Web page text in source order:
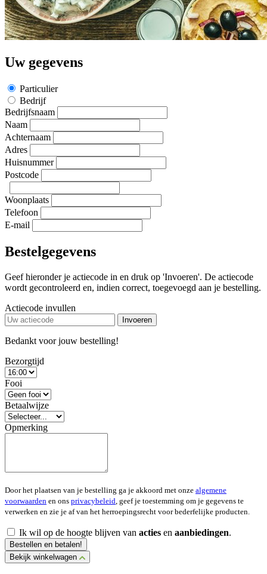
Uw gegevens
Particulier
Bedrijf
Bedrijfsnaam
Naam
Achternaam
Adres
Huisnummer
Postcode
Woonplaats
Telefoon
E-mail
Bestelgegevens
Geef hieronder je actiecode in en druk op 'Invoeren'. De actiecode
wordt gecontroleerd en, indien correct, toegevoegd aan je bestelling.
Actiecode invullen
Invoeren
Bedankt voor jouw bestelling!
Bezorgtijd
Fooi
Betaalwijze
Opmerking
Door het plaatsen van je bestelling ga je akkoord met onze algemene
voorwaarden en ons privacybeleid , geef je toestemming om je gegevens te
verwerken en zie je af van het herroepingsrecht voor bederfelijke producten.
Ik wil op de hoogte blijven van acties en aanbiedingen.
Bestellen en betalen!
Bekijk winkelwagen